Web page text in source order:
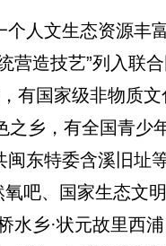
文生态资源丰富
营造技艺”列入联
有国家级非物质
之乡，有全国青
闽东特委含溪旧址
吧、国家生态文
水乡·状元故里西